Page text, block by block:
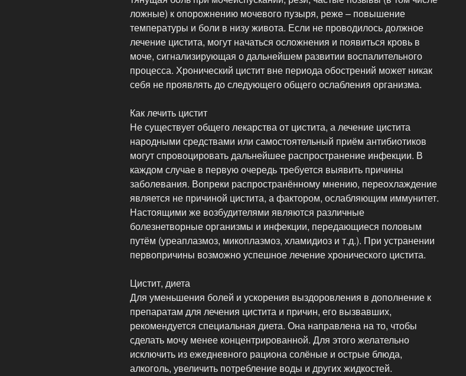
ложные) к опорожнению мочевого пузыря, реже – повышение
температуры и боли в низу живота. Если не проводилось должное
лечение цистита, могут начаться осложнения и появиться кровь в
моче, сигнализирующая о дальнейшем развитии воспалительного
процесса. Хронический цистит вне периода обострений может никак
себя не проявлять до следующего общего ослабления организма.
Как лечить цистит
Не существует общего лекарства от цистита, а лечение цистита
народными средствами или самостоятельный приём антибиотиков
могут спровоцировать дальнейшее распространение инфекции. В
каждом случае в первую очередь требуется выявить причины
заболевания. Вопреки распространённому мнению, переохлаждение
является не причиной цистита, а фактором, ослабляющим иммунитет.
Настоящими же возбудителями являются различные
болезнетворные организмы и инфекции, передающиеся половым
путём (уреаплазмоз, микоплазмоз, хламидиоз и т.д.). При устранении
первопричины возможно успешное лечение хронического цистита.
Цистит, диета
Для уменьшения болей и ускорения выздоровления в дополнение к
препаратам для лечения цистита и причин, его вызвавших,
рекомендуется специальная диета. Она направлена на то, чтобы
сделать мочу менее концентрированной. Для этого желательно
исключить из ежедневного рациона солёные и острые блюда,
алкоголь, увеличить потребление воды и других жидкостей.